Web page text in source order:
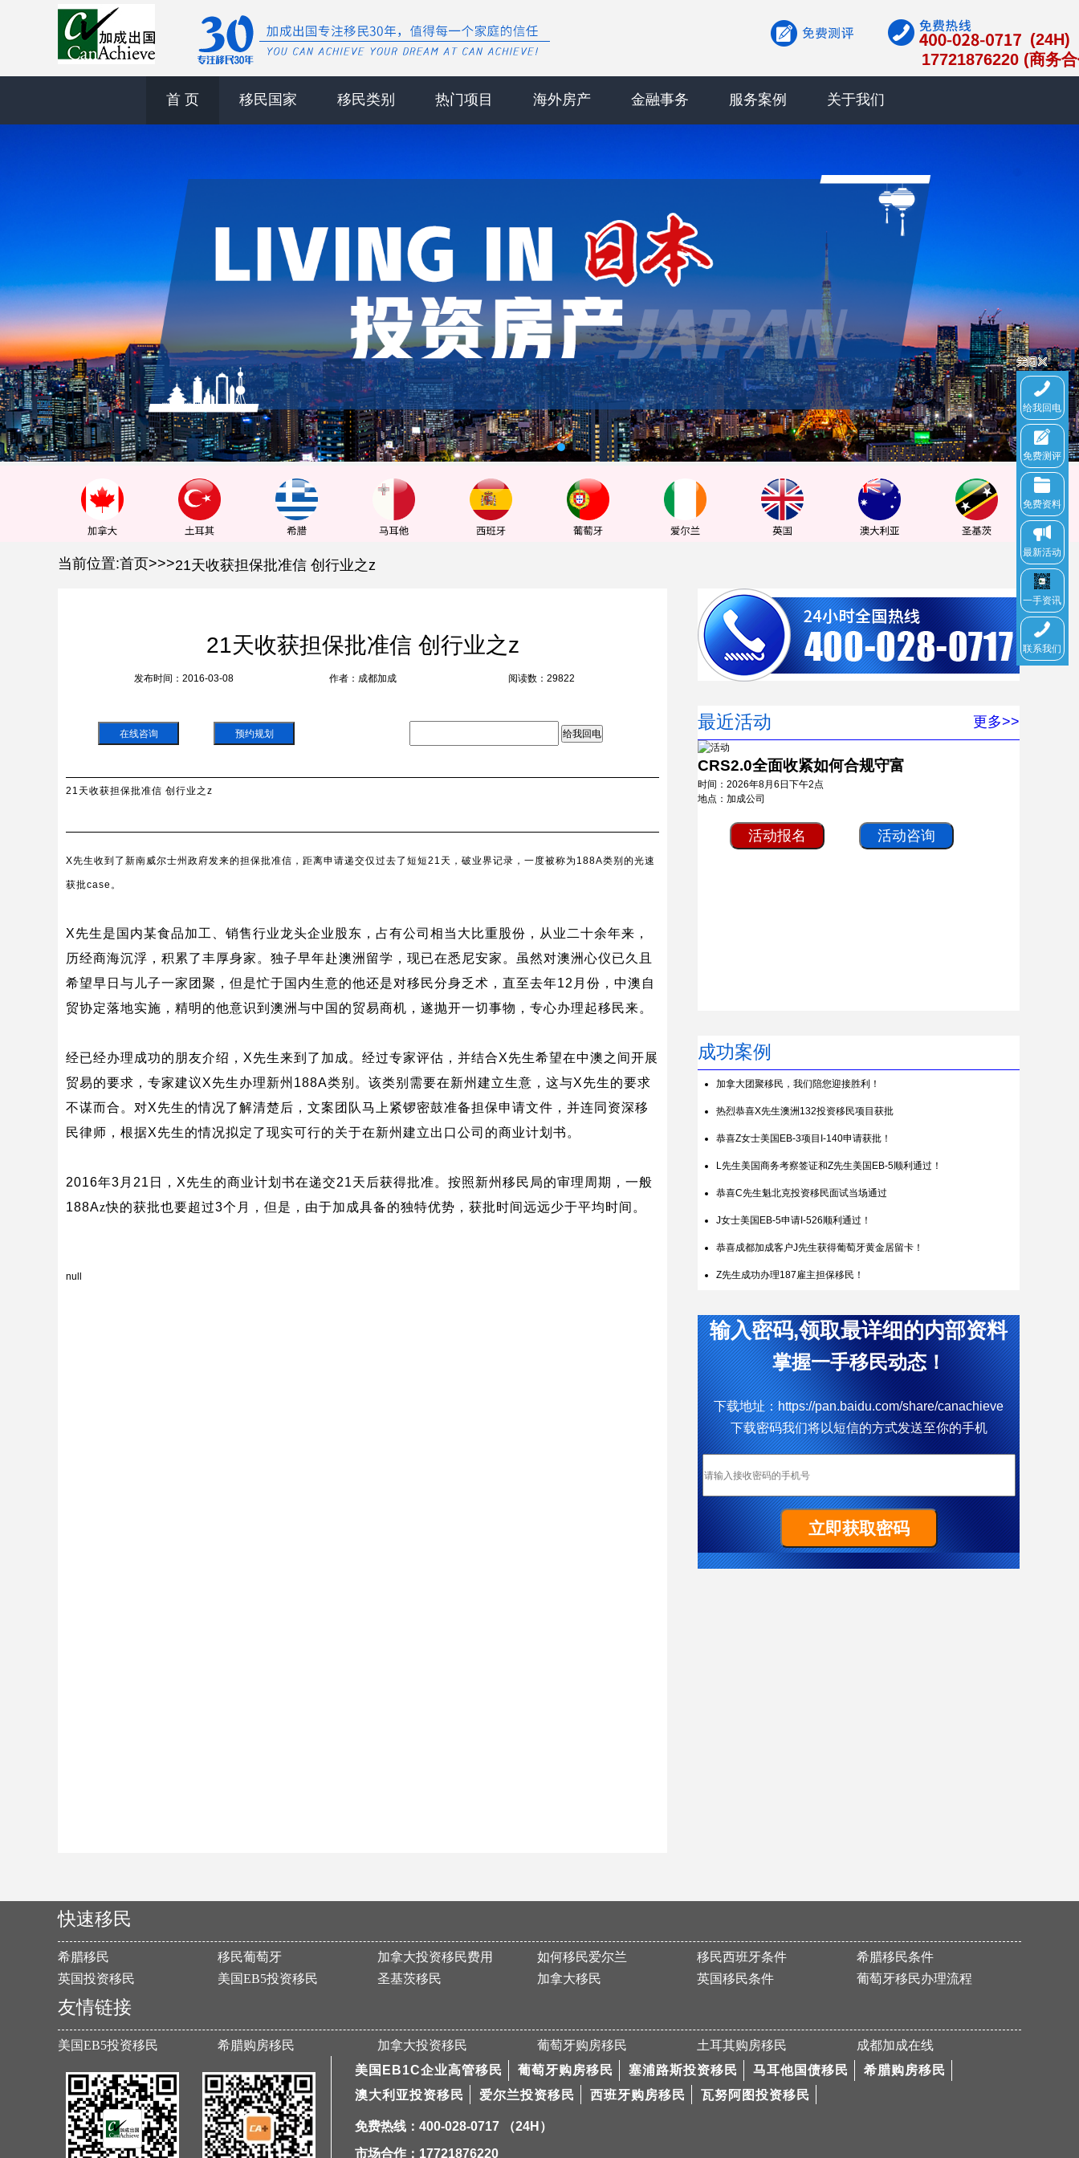
给我回电
免费测评
免费资料
最新活动
一手资讯
联系我们
(24H)
17721876220 (商务
首 页 移民国家 移民类别 热门项目 海外房产 金融事务 服务案例 关于我们
1 2 3
当前位置:首页>>>21天收获担保批准信 创行业之z
21天收获担保批准信 创行业之z
发布时间：2016-03-08 作者：成都加成 阅读数：29822
在线咨询 预约规划 给我回电
21天收获担保批准信 创行业之z
X先生收到了新南威尔士州政府发来的担保批准信，距离申请递交仅过去了短短21 天，破业界记录，一度被称为 188A类别的光速
获批case 。
X先生是国内某食品加工、销售行业龙头企业股东，占有公司相当大比重股份，从业二十余年来，
历经商海沉浮，积累了丰厚身家。独子早年赴澳洲留学，现已在悉尼安家。虽然对澳洲心仪已久且
希望早日与儿子一家团聚，但是忙于国内生意的他还是对移民分身乏术，直至去年12 月份，中澳自
贸协定落地实施，精明的他意识到澳洲与中国的贸易商机，遂抛开一切事物，专心办理起移民来。
经已经办理成功的朋友介绍， X先生来到了加成。经过专家评估，并结合X先生希望在中澳之间开展
贸易的要求，专家建议X先生办理新州 188A类别。该类别需要在新州建立生意，这与X先生的要求
不谋而合。对X先生的情况了解清楚后，文案团队马上紧锣密鼓准备担保申请文件，并连同资深移
民律师，根据X先生的情况拟定了现实可行的关于在新州建立出口公司的商业计划书。
2016年3 月 21 日， X先生的商业计划书在递交21天后获得批准。按照新州移民局的审理周期，一般
188Az快的获批也要超过3个月，但是，由于加成具备的独特优势，获批时间远远少于平均时间。
null
最近活动 更多>>
CRS2.0全面收紧如何合规守富
时间：2026年8月6日下午2点
地点：加成公司
活动报名 活动咨询
成功案例
加拿大团聚移民，我们陪您迎接胜利！
热烈恭喜X先生澳洲132投资移民项目获批
恭喜Z女士美国EB-3项目I-140申请获批！
L先生美国商务考察签证和Z先生美国EB-5顺利通过！
恭喜C先生魁北克投资移民面试当场通过
J女士美国EB-5申请I-526顺利通过！
恭喜成都加成客户J先生获得葡萄牙黄金居留卡！
Z先生成功办理187雇主担保移民！
简直开挂了，希腊成功案例！
热烈恭喜Q女士通过葡萄牙购房移民拿到葡萄牙黄金居留卡
D女士塞浦路斯获批
W先生终于成功获批188C 签证，实现了移民澳洲的愿望。
恭喜成都加成移民重庆客户W女士全家喜获匈牙利yj居留卡！
祝贺G女士186雇主担保签证（PR）顺利获批
置业移民塞浦路斯，当“地主”拿dj欧盟身份
热烈恭喜L女士澳洲186雇主担保技术移民项目获批
恭喜M先生美国EB-5申请顺利通过I526！
祝贺L女士186雇主担保签证（PR）顺利获批
热烈恭喜R先生马耳他国债移民成功获批
Z先生美国EB-5的I-526申请通过！
Y女士圣基茨护照成功获批！
移民塞浦路斯！一步到位快速拿欧盟护照
输入密码,领取最详细的内部资料
掌握一手移民动态！
下载地址：https://pan.baidu.com/share/canachieve
下载密码我们将以短信的方式发送至你的手机
快速移民
希腊移民 移民葡萄牙 加拿大投资移民费用 如何移民爱尔兰 移民西班牙条件
希腊移民条件
英国投资移民
美国EB5投资移民 圣基茨移民 加拿大移民 英国移民条件 葡萄牙移民办理流程
友情链接
美国EB5投资移民 希腊购房移民 加拿大投资移民 葡萄牙购房移民 土耳其购房移民
成都加成在线
美国EB1C企业高管移民
葡萄牙购房移民 塞浦路斯投资移民 马耳他国债移民
希腊购房移民
澳大利亚投资移民
爱尔兰投资移民 西班牙购房移民 瓦努阿图投资移民
免费热线：400-028-0717 （24H）
市场合作：17721876220